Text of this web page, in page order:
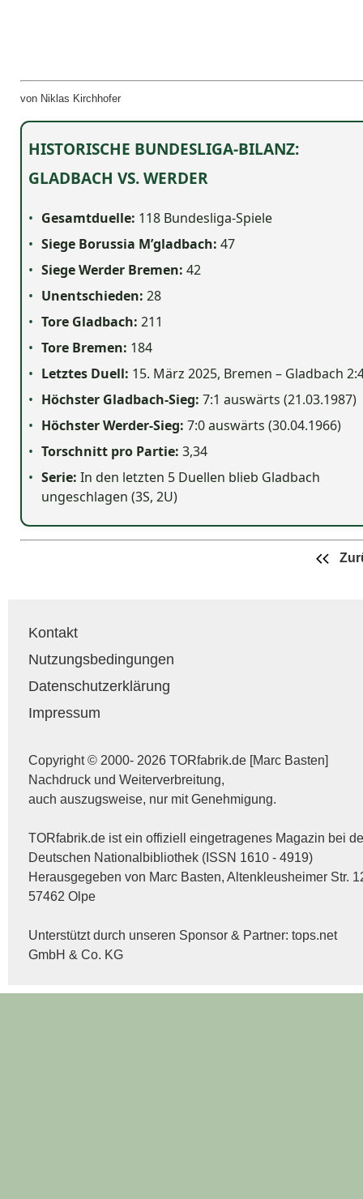
von Niklas Kirchhofer
HISTORISCHE BUNDESLIGA-BILANZ:
GLADBACH VS. WERDER
Gesamtduelle: 118 Bundesliga-Spiele
Siege Borussia M’gladbach: 47
Siege Werder Bremen: 42
Unentschieden: 28
Tore Gladbach: 211
Tore Bremen: 184
Letztes Duell: 15. März 2025, Bremen – Gladbach
Höchster Gladbach-Sieg: 7:1 auswärts (21.03.1987)
Höchster Werder-Sieg: 7:0 auswärts (30.04.1966)
Torschnitt pro Partie: 3,34
Serie: In den letzten 5 Duellen blieb Gladbach
ungeschlagen (3S, 2U)
Kontakt
Nutzungsbedingungen
Datenschutzerklärung
Impressum
Copyright © 2000- 2026 TORfabrik.de [Marc Basten]
Nachdruck und Weiterverbreitung,
auch auszugsweise, nur mit Genehmigung.
TORfabrik.de ist ein offiziell eingetragenes Magazin bei
Deutschen Nationalbibliothek (ISSN 1610 - 4919)
Herausgegeben von Marc Basten, Altenkleusheimer Str.
57462 Olpe
Unterstützt durch unseren Sponsor & Partner: tops.net
GmbH & Co. KG